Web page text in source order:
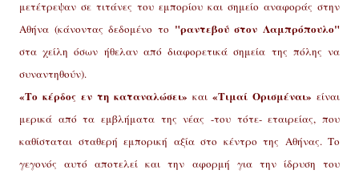
μετέτρεψαν σε τιτάνες του εμπορίου και σημείο αναφοράς στην
Αθήνα (κάνοντας δεδομένο το "ραντεβού στον Λαμπρόπουλο"
στα χείλη όσων ήθελαν από διαφορετικά σημεία της πόλης να
συναντηθούν).
«Το κέρδος εν τη καταναλώσει» και «Τιμαί Ορισμέναι» είναι
μερικά από τα εμβλήματα της νέας -του τότε- εταιρείας, που
καθίσταται σταθερή εμπορική αξία στο κέντρο της Αθήνας. Το
γεγονός αυτό αποτελεί και την αφορμή για την ίδρυση του